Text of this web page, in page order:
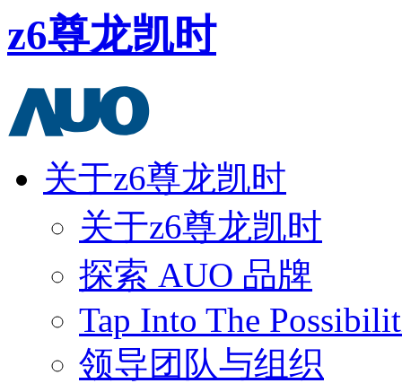
z6尊龙凯时
关于z6尊龙凯时
关于z6尊龙凯时
探索 AUO 品牌
Tap Into The
领导团队与组织